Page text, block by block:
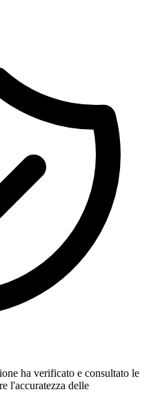
ha verificato e consultato le
l'accuratezza delle